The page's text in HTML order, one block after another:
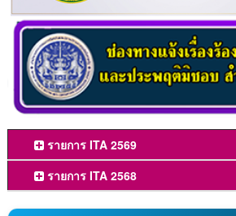
รายการ ITA 2569
รายการ ITA 2568